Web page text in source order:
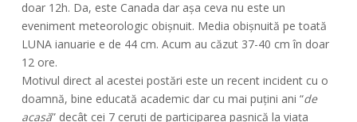
doar 12h. Da, este Canada dar așa ceva nu este un
eveniment meteorologic obișnuit. Media obișnuită pe toată
LUNA ianuarie e de 44 cm. Acum au căzut 37-40 cm în doar
12 ore.
Motivul direct al acestei postări este un recent incident cu o
doamnă, bine educată academic dar cu mai puțini ani “de
acasă” decât cei 7 ceruți de participarea pașnică la viața